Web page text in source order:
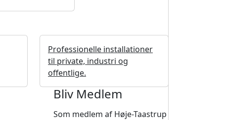
Professionelle installationer
til private, industri og
offentlige.
Bliv Medlem
Som medlem af Høje-Taastrup